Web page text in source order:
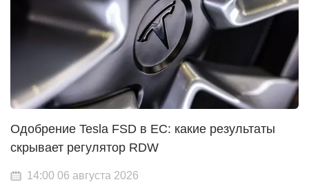
Одобрение Tesla FSD в ЕС: какие результаты
скрывает регулятор RDW
14:00 06 августа 2026